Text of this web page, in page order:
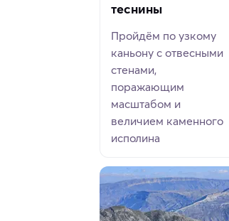
теснины
Пройдём по узкому
каньону с отвесными
стенами,
поражающим
масштабом и
величием каменного
исполина